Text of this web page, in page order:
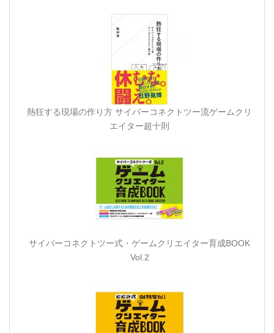
熱狂する現場の作り方 サイバーコネクトツー流ゲームクリ
エイター超十則
サイバーコネクトツー式・ゲームクリエイター育成BOOK
Vol.2